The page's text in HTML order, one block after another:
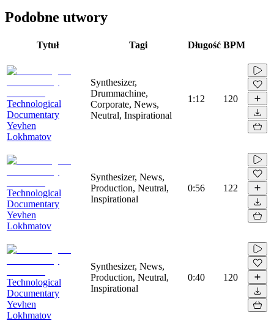
Podobne utwory
Tytuł Tagi Długość BPM
Technological
Documentary
Yevhen
Lokhmatov
Synthesizer,
Drummachine,
Corporate, News,
Neutral, Inspirational
1:12 120
Technological
Documentary
Yevhen
Lokhmatov
Synthesizer, News,
Production, Neutral,
Inspirational
0:56 122
Technological
Documentary
Yevhen
Lokhmatov
Synthesizer, News,
Production, Neutral,
Inspirational
0:40 120